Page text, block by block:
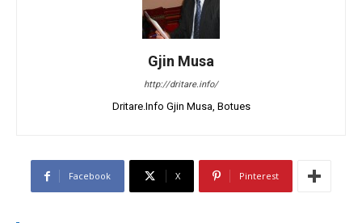
Gjin Musa
http://dritare.info/
Dritare.Info Gjin Musa, Botues
Facebook X Pinterest